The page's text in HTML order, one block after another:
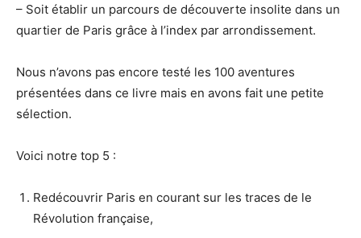
– Soit établir un parcours de découverte insolite dans un
quartier de Paris grâce à l’index par arrondissement.
Nous n’avons pas encore testé les 100 aventures
présentées dans ce livre mais en avons fait une petite
sélection.
Voici notre top 5 :
Redécouvrir Paris en courant sur les traces de le
Révolution française,